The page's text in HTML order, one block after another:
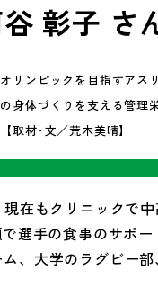
彰子 さ
リンピックを目指すア
身体づくりを支える管
取材･文／荒木美晴】
在もクリニックで
選手の食事のサポ
、大学のラグビー